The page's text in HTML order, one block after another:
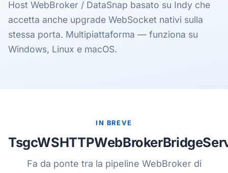
Host WebBroker / DataSnap basato su Indy che
accetta anche upgrade WebSocket nativi sulla
stessa porta. Multipiattaforma — funziona su
Windows, Linux e macOS.
IN BREVE
Fa da ponte tra la pipeline WebBroker di